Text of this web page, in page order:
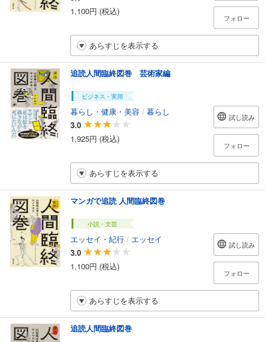
1,100円 (税込)
フォロー
あらすじを表示する
追読人間臨終図巻 芸術家編
ビジネス・実用
暮らし・健康・美容 / 暮らし
3.0
1,925円 (税込)
試し読み
フォロー
あらすじを表示する
マンガで追読 人間臨終図巻
小説・文芸
エッセイ・紀行 / エッセイ
3.0
1,100円 (税込)
試し読み
フォロー
あらすじを表示する
追読人間臨終図巻